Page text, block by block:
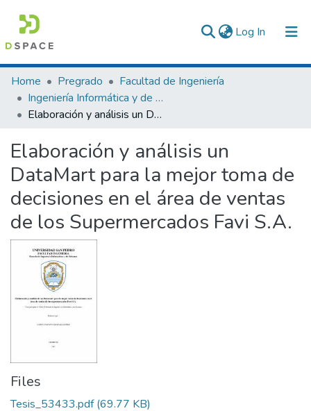
Log In (current)
Communities & Collections
All of DSpace
Home Pregrado
Facultad de Ingeniería
Ingeniería Informática y de Sistemas
Elaboración y análisis un DataMart para la mejor toma de decisiones en el área de ventas de los Supermercados Favi S.A.
Elaboración y análisis un
DataMart para la mejor toma de
decisiones en el área de ventas
de los Supermercados Favi S.A.
Files
Tesis_53433.pdf(69.77 KB)